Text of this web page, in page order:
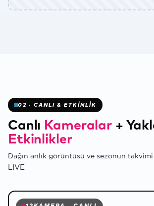
✻
02 · CANLI & ETKİNLİK
Canlı Kameralar +
Etkinlikler
Dağın anlık görüntüsü ve sezonun
LIVE